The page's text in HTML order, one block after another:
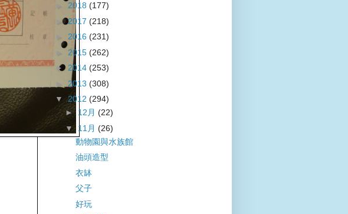
► 2018 (177)
►2017 (218)
► 2016 (231)
► 2015 (262)
►2014 (253)
► 2013 (308)
▼2012 (294)
► 12月 (22)
▼ 11月 (26)
動物園與水族館
油頭造型
衣缽
父子
好玩